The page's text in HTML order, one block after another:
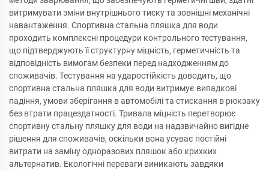
витримувати зміни внутрішнього тиску та зовнішні механічні
навантаження. Спортивна стальна пляшка для води
проходить комплексні процедури контрольного тестування,
що підтверджують її структурну міцність, герметичність та
відповідність вимогам безпеки перед надходженням до
споживачів. Тестування на ударостійкість доводить, що
спортивна стальна пляшка для води витримує випадкові
падіння, умови зберігання в автомобілі та стискання в рюкзаку
без втрати працездатності. Тривала міцність перетворює
спортивну стальну пляшку для води на надзвичайно вигідне
рішення для споживачів, оскільки вона усуває постійні
витрати на заміну одноразових пляшок або крихких
альтернатив. Екологічні переваги виникають завдяки